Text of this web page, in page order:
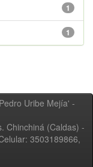
1
1
Uribe Mejía' -
Chinchiná (Caldas) -
3503189866,